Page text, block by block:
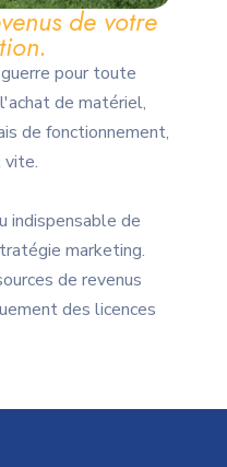
de votre
pour toute
de matériel,
de fonctionnement,
vite.
indispensable de
marketing.
de revenus
des licences